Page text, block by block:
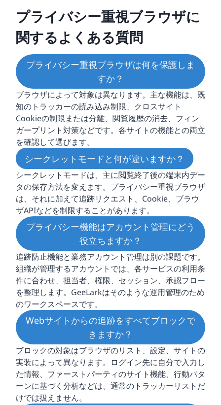
プライバシー重視ブラウザに
関するよくある質問
プライバシー重視ブラウザは何を保護しま
すか？
ブラウザによって対象は異なります。主な機能は、既
知のトラッカーの読み込み制限、クロスサイト
Cookieの制限または分離、閲覧履歴の消去、フィン
ガープリント対策などです。各サイトの機能との両立
を確認して選びます。
シークレットモードと何が違いますか？
シークレットモードは、主に閲覧終了後の端末内デー
タの保存方法を変えます。プライバシー重視ブラウザ
は、それに加えて追跡リクエスト、Cookie、ブラウ
ザAPIなどを制限することがあります。
プライバシー機能はアカウント管理にどう
役立ちますか？
追跡防止機能と業務アカウント管理は別の課題です。
組織が管理するアカウントでは、各サービスの利用条
件に合わせ、担当者、権限、セッション、承認フロー
を整理します。GeeLarkはそのような運用管理のため
のワークスペースです。
Webサイトからの追跡をすべてブロックで
きますか？
ブロックの対象はブラウザのリスト、設定、サイトの
実装によって異なります。ログイン先に自分で入力し
た情報、ファーストパーティのサイト機能、行動パタ
ーンに基づく分析などは、通常のトラッカーリストだ
けでは扱えません。